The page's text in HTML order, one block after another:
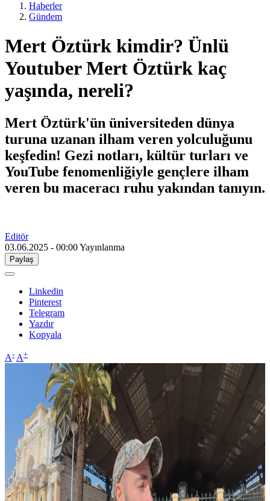
Haberler
Gündem
Mert Öztürk kimdir? Ünlü
Youtuber Mert Öztürk kaç
yaşında, nereli?
Mert Öztürk'ün üniversiteden dünya
turuna uzanan ilham veren yolculuğunu
keşfedin! Gezi notları, kültür turları ve
YouTube fenomenliğiyle gençlere ilham
veren bu maceracı ruhu yakından tanıyın.
Editör
03.06.2025 - 00:00Yayınlanma
Paylaş
Linkedin
Pinterest
Telegram
Yazdır
Kopyala
A- A+